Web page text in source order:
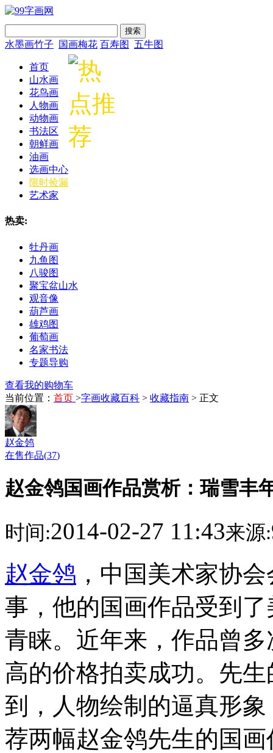
搜索
水墨画竹子 国画梅花 百寿图 五牛图
首页
山水画
花鸟画
人物画
动物画
书法区
朝鲜画
油画
选画中心
限时捡漏
艺术家
热卖:
牡丹画
九鱼图
八骏图
聚宝盆山水
观音像
葫芦画
雄鸡图
葡萄画
名家书法
专题导购
查看我的购物车
当前位置： 首页 >字画收藏百科 > 收藏指南 > 正文
赵金鸰
在售作品(37)
赵金鸰国画作品赏析：瑞雪丰
时间:2014-02-27 11:43来源:
赵金鸰 ，中国美术家协
事，他的国画作品受到
青睐。近年来，作品曾
高的价格拍卖成功。先
到，人物绘制的逼真形
荐两幅赵金鸰先生的国